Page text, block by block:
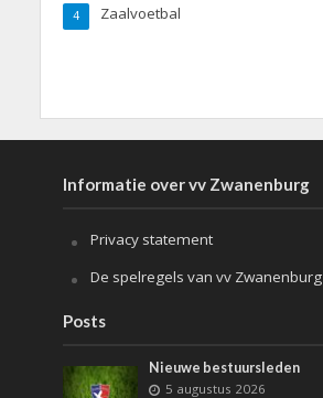
Zaalvoetbal
4
Informatie over vv Zwanenburg
Privacy statement
De spelregels van vv Zwanenburg
Posts
Nieuwe bestuursleden
5 augustus 2026